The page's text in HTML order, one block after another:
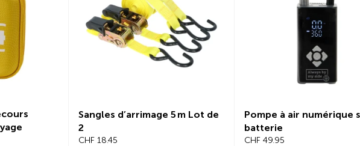
Sangles d’arrimage 5 m Lot de
2
CHF 18.45
Pompe à air numérique
batterie
CHF 49.95